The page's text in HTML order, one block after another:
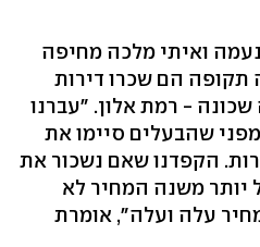
ואיתי מלכה מחיפה
תקופה הם שכרו דירות
- רמת אלון. "עברנו
שהבעלים סיימו את
הקפדנו שאם נשכור את
יותר משנה המחיר לא
עלה ועלה", אומרת